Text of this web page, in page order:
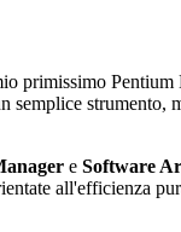
primissimo
strumento,
e Software
all'efficienza